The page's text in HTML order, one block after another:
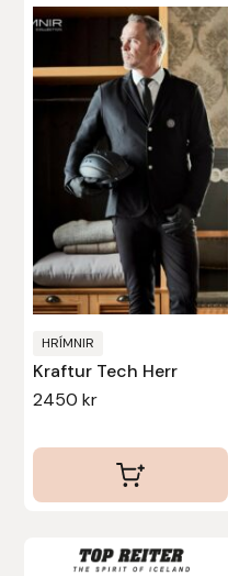
HRÍMNIR
Kraftur Tech Herr
2450kr
här
har
flera
varianter.
olika
alternativen
kan
väljas
på
produktsidan